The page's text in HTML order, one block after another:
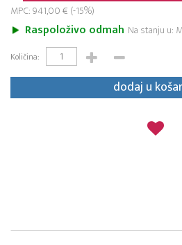
MPC: 941,00 € (-15%)
Raspoloživo odmah Na stanju u:
Količina:
dodaj u